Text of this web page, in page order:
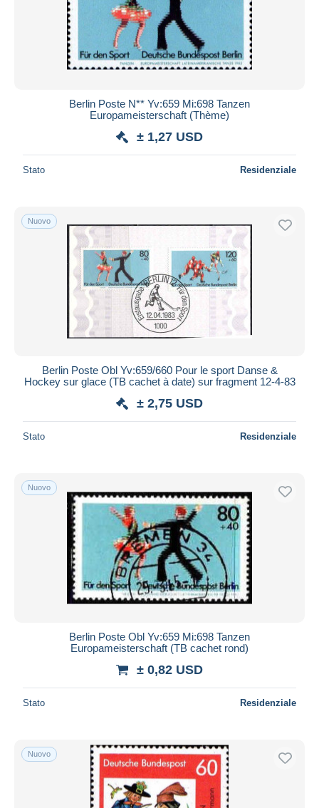
Berlin Poste N** Yv:659 Mi:698 Tanzen
Europameisterschaft (Thème)
± 1,27 USD
Stato Residenziale
Nuovo
Berlin Poste Obl Yv:659/660 Pour le sport Danse &
Hockey sur glace (TB cachet à date) sur fragment 12-4-83
± 2,75 USD
Stato Residenziale
Nuovo
Berlin Poste Obl Yv:659 Mi:698 Tanzen
Europameisterschaft (TB cachet rond)
± 0,82 USD
Stato Residenziale
Nuovo